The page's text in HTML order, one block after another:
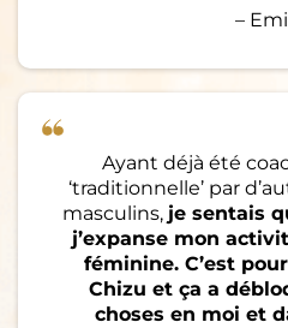
–
Ayant déjà été
‘traditionnelle’ par
masculins, je sentais
j’expanse mon
féminine. C’est
Chizu et ça a
choses en moi et